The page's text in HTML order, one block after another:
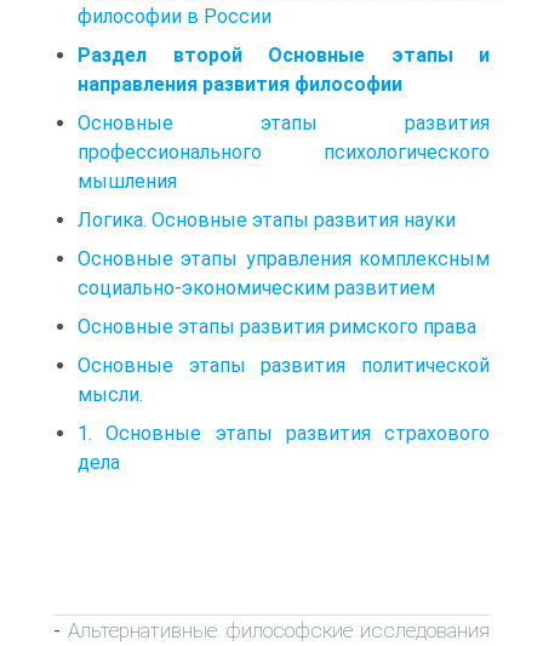
философии в России
Раздел второй Основные этапы и
направления развития философии
Основные этапы развития
профессионального психологического
мышления
Логика. Основные этапы развития науки
Основные этапы управления комплексным
социально-экономическим развитием
Основные этапы развития римского права
Основные этапы развития политической
мысли.
1. Основные этапы развития страхового
дела
-Альтернативные философские исследования